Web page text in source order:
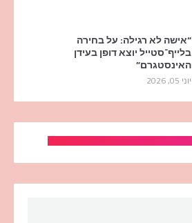
“אישה לא רגילה: על בחירה
בלייף־סטייל יוצא דופן בעידן
האינסטגרם”
יוני 05, 2026